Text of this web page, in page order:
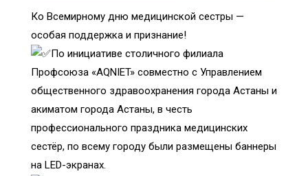
Ко Всемирному дню медицинской сестры —
особая поддержка и признание!
По инициативе столичного филиала
Профсоюза «AQNIET» совместно с Управлением
общественного здравоохранения города Астаны и
акиматом города Астаны, в честь
профессионального праздника медицинских
сестёр, по всему городу были размещены баннеры
на LED-экранах.